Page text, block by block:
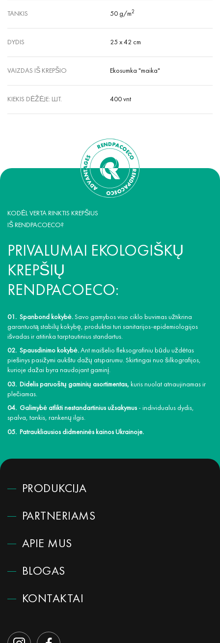
TANKIS 50 g/m2
DYDIS 25 x 42 cm
VAIZDAS IŠ KREPŠIO Ekosumka "maika"
KIEKIS DĖŽĖJE: ШТ. 400 vnt
KODĖL VERTA RINKTIS KREPŠIUS
IŠ RENDPACOECO?
PRIVALUMAI EKOLOGIŠKŲ
KREPŠIŲ
RENDPACOECO:
Spanbond kokybė.Savo gamybos viso ciklo buvimas užtikrina
garantuotą stabilų kokybę, produktai turi sanitarijos-epidemiologijos
išvadas ir atitinka tarptautinius standartus.
Spausdinimo kokybė.Ant maišelio fleksografiniu būdu uždėtas
piešinys pasižymi aukštu dažų atsparumu. Skirtingai nuo šilkografijos,
kurioje dažai byra naudojant gaminį.
Didelis paruoštų gaminių asortimentas, kuris nuolat atnaujinamas ir
plečiamas.
Galimybė atlikti nestandartinius užsakymus- individualus dydis,
spalva, tankis, rankenų ilgis.
Patraukliausios didmeninės kainos Ukrainoje.
PRODUKCIJA
PARTNERIAMS
APIE MUS
BLOGAS
KONTAKTAI